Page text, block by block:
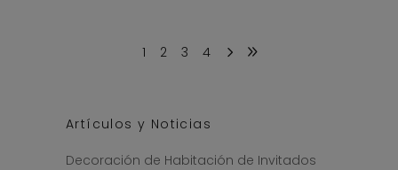
1 2 3 4
Artículos y Noticias
Decoración de Habitación de Invitados